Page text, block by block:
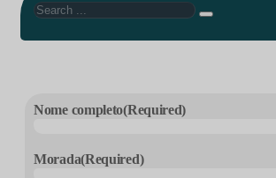
Search
Nome completo(Required)
Morada(Required)